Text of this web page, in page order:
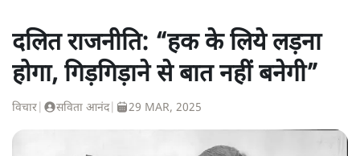
दलित राजनीति: “हक के लिये लड़ना
होगा, गिड़गिड़ाने से बात नहीं बनेगी”
विचार सविता आनंद| 29 MAR, 2025